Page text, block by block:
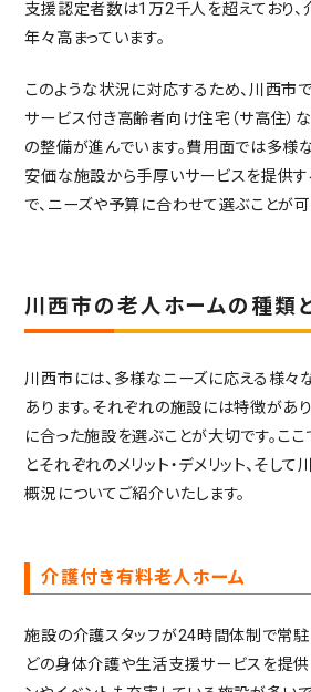
支援認定者数は1万2千人を超えており
年々高まっています。
このような状況に対応するため、川西市
サービス付き高齢者向け住宅（サ高住）
の整備が進んでいます。費用面では多様
安価な施設から手厚いサービスを提供
で、ニーズや予算に合わせて選ぶことが可
川西市の老人ホームの種類
川西市には、多様なニーズに応える様々
あります。それぞれの施設には特徴があ
に合った施設を選ぶことが大切です。こ
とそれぞれのメリット・デメリット、そし
概況についてご紹介いたします。
介護付き有料老人ホーム
施設の介護スタッフが24時間体制で常駐
どの身体介護や生活支援サービスを提供